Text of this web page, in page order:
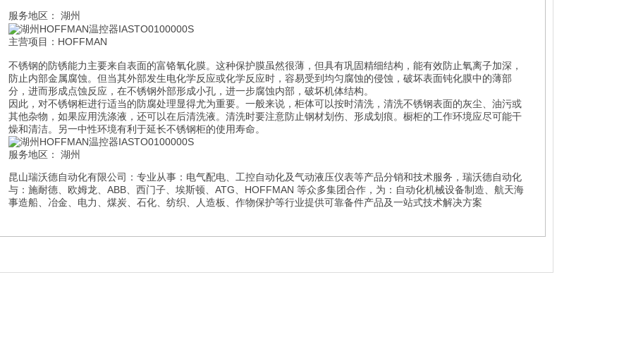
服务地区： 湖州
主营项目：HOFFMAN
不锈钢的防锈能力主要来自表面的富铬氧化膜。这种保护膜虽然很薄，但具有巩固精细结构，能有效防止氧离子加深，
防止内部金属腐蚀。但当其外部发生电化学反应或化学反应时，容易受到均匀腐蚀的侵蚀，破坏表面钝化膜中的薄部
分，进而形成点蚀反应，在不锈钢外部形成小孔，进一步腐蚀内部，破坏机体结构。
因此，对不锈钢柜进行适当的防腐处理显得尤为重要。一般来说，柜体可以按时清洗，清洗不锈钢表面的灰尘、油污或
其他杂物，如果应用洗涤液，还可以在后清洗液。清洗时要注意防止钢材划伤、形成划痕。橱柜的工作环境应尽可能干
燥和清洁。另一中性环境有利于延长不锈钢柜的使用寿命。
服务地区： 湖州
昆山瑞沃德自动化有限公司： 专业从事：电气配电、工控自动化及气动液压仪表等产品分销和技术服务，瑞沃德自动化
与：施耐德、欧姆龙、ABB、西门子、埃斯顿、ATG、HOFFMAN 等众多集团合作，为：自动化机械设备制造、航天海
事造船、冶金、电力、煤炭、石化、纺织、人造板、作物保护等行业提供可靠备件产品及一站式技术解决方案